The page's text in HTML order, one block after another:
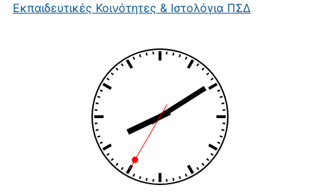
Εκπαιδευτικές Κοινότητες & Ιστολόγια ΠΣΔ